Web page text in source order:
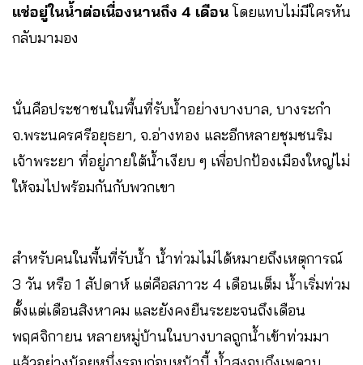
แช่อยู่ในน้ำต่อเนื่องนานถึง 4 เดือนโดยแทบไม่มีใครหัน
กลับมามอง
นั่นคือประชาชนในพื้นที่รับน้ำอย่างบางบาล, บางระกำ
จ.พระนครศรีอยุธยา, จ.อ่างทอง และอีกหลายชุมชนริม
เจ้าพระยา ที่อยู่ภายใต้น้ำเงียบ ๆ เพื่อปกป้องเมืองใหญ่ไม่
ให้จมไปพร้อมกันกับพวกเขา
สำหรับคนในพื้นที่รับน้ำ น้ำท่วมไม่ได้หมายถึงเหตุการณ์
3 วัน หรือ 1 สัปดาห์ แต่คือสภาวะ 4 เดือนเต็ม น้ำเริ่มท่วม
ตั้งแต่เดือนสิงหาคม และยังคงยืนระยะจนถึงเดือน
พฤศจิกายน หลายหมู่บ้านในบางบาลถูกน้ำเข้าท่วมมา